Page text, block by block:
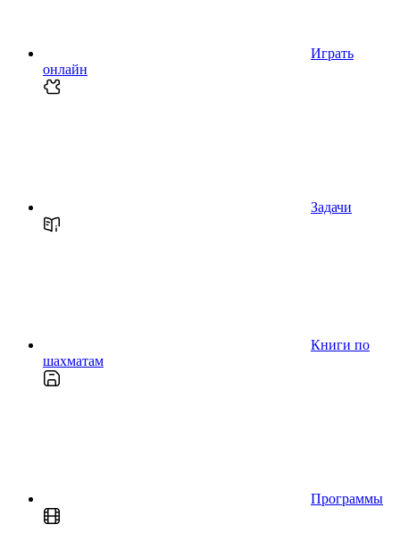
Играть
онлайн
Задачи
Книги по
шахматам
Программы